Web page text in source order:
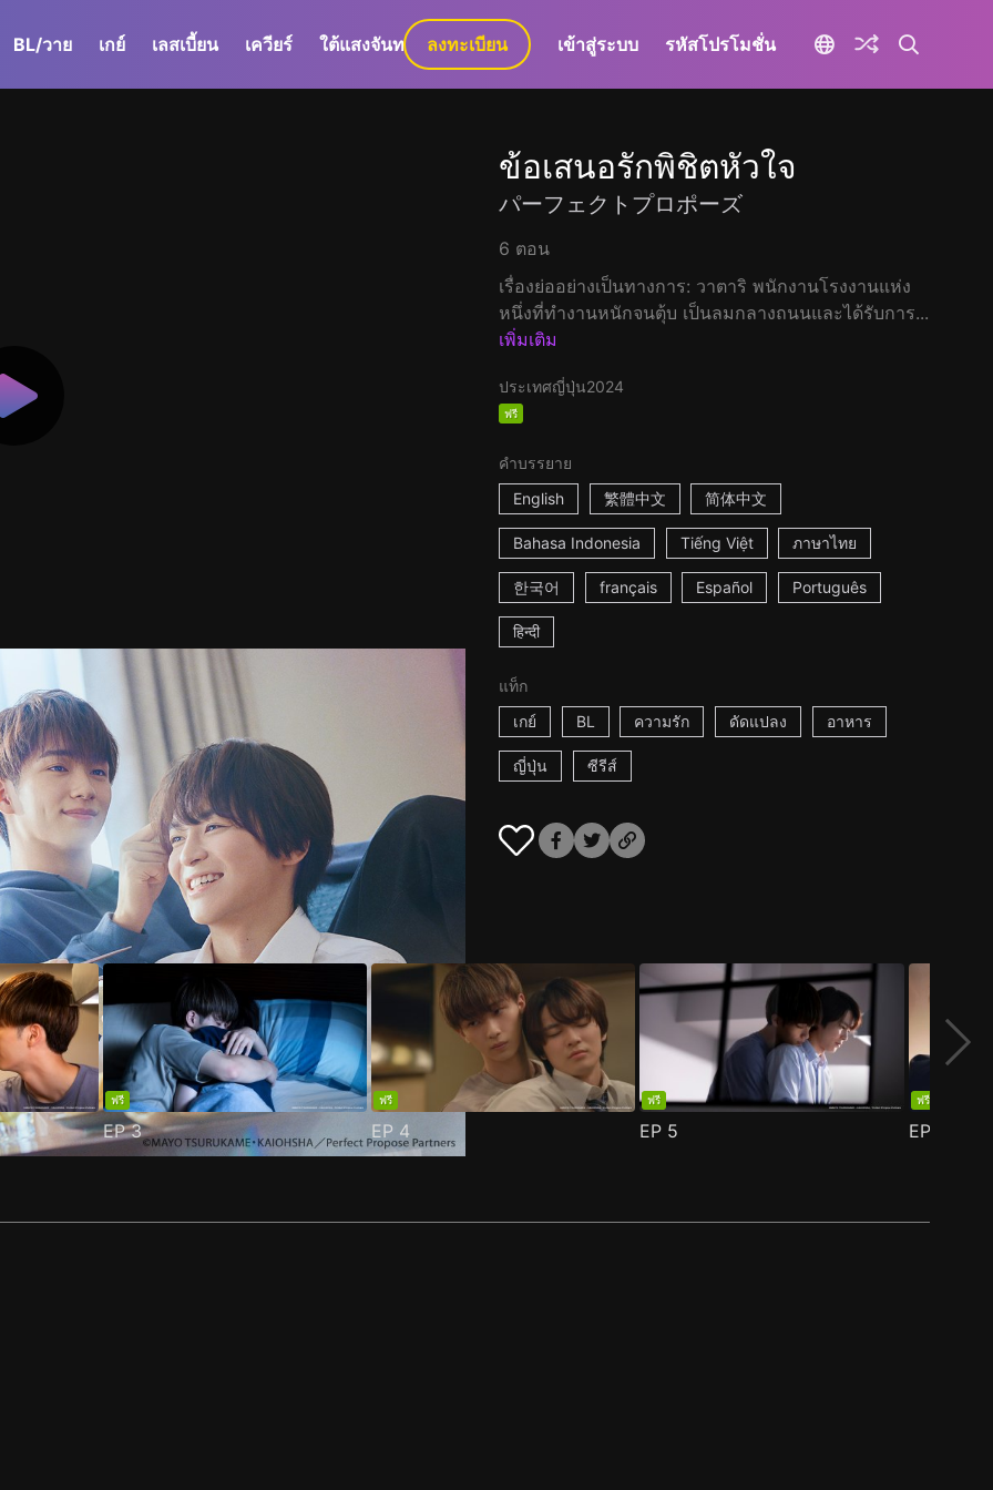
BL/วาย เกย์ เลสเบี้ยน เควียร์ ใต้แสงจันทร์ GaLa+
ลงทะเบียน เข้าสู่ระบบ รหัสโปรโมชั่น
ข้อเสนอรักพิชิตหัวใจ
パーフェクトプロポーズ
6 ตอน
เรื่องย่ออย่างเป็นทางการ: วาตาริ พนักงานโรงงานแห่ง
หนึ่งที่ทำงานหนักจนตุ้บ เป็นลมกลางถนนและได้รับการ...
เพิ่มเติม
ประเทศญี่ปุ่น2024
ฟรี
คำบรรยาย
English
繁體中文 简体中文
Bahasa Indonesia Tiếng Việt ภาษาไทย
한국어 français Español Português
हिन्दी
แท็ก
เกย์
BL ความรัก ดัดแปลง อาหาร
ญี่ปุ่น ซีรีส์
ฟรี
EP3
ฟรี
EP 4
ฟรี
EP 5
ฟรี
EP